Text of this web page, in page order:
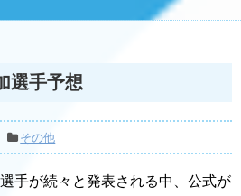
選手予想
その他
手が続々と発表される中、公式が